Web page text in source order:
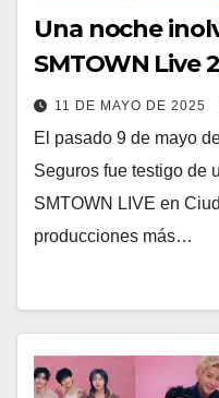
Una noche
SMTOWN Live
11 DE MAYO DE 2025
El pasado 9 de mayo
Seguros fue testigo de
SMTOWN LIVE en
producciones más…